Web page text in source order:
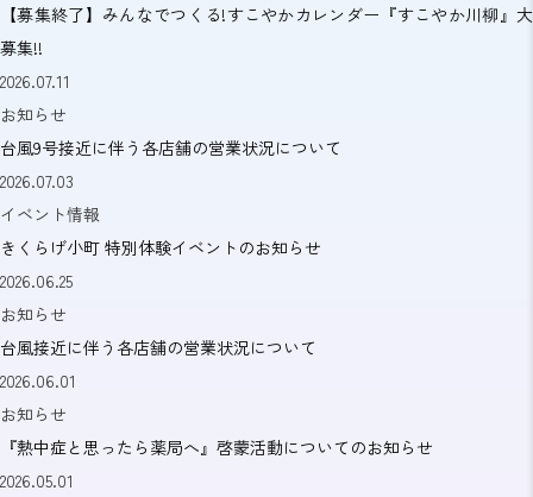
【募集終了】みんなでつくる!すこやかカレンダー『すこやか川柳』大
募集!!
2026.07.11
お知らせ
台風9号接近に伴う各店舗の営業状況について
2026.07.03
イベント情報
きくらげ小町 特別体験イベントのお知らせ
2026.06.25
お知らせ
台風接近に伴う各店舗の営業状況について
2026.06.01
お知らせ
『熱中症と思ったら薬局へ』啓蒙活動についてのお知らせ
2026.05.01